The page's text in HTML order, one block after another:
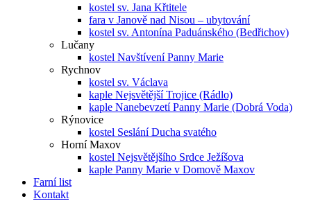
kostel sv. Jana Křtitele
fara v Janově nad Nisou – ubytování
kostel sv. Antonína Paduánského (Bedřichov)
Lučany
kostel Navštívení Panny Marie
Rychnov
kostel sv. Václava
kaple Nejsvětější Trojice (Rádlo)
kaple Nanebevzetí Panny Marie (Dobrá Voda)
Rýnovice
kostel Seslání Ducha svatého
Horní Maxov
kostel Nejsvětějšího Srdce Ježíšova
kaple Panny Marie v Domově Maxov
Farní list
Kontakt